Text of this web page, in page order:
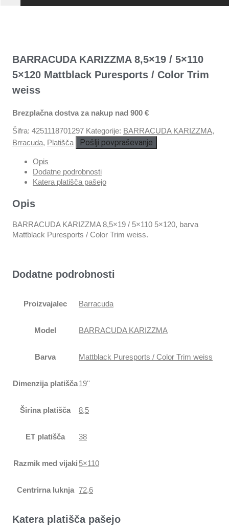
BARRACUDA KARIZZMA 8,5×19 / 5×110
5×120 Mattblack Puresports / Color Trim
weiss
Brezplačna dostva za nakup nad 900 €
Šifra: 4251118701297 Kategorije: BARRACUDA KARIZZMA,
Brracuda, Platišča Pošlji povpraševanje
Opis
Dodatne podrobnosti
Katera platišča pašejo
Opis
BARRACUDA KARIZZMA 8,5×19 / 5×110 5×120, barva
Mattblack Puresports / Color Trim weiss.
Dodatne podrobnosti
Proizvajalec Barracuda
Model BARRACUDA KARIZZMA
Barva Mattblack Puresports / Color Trim weiss
Dimenzija platišča19''
Širina platišča 8,5
ET platišča 38
Razmik med vijaki 5×110
Centrirna luknja 72,6
Katera platišča pašejo